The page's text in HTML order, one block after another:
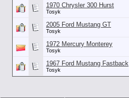
1970 Chrysler 300 Hurst
Tosyk
2005 Ford Mustang GT
Tosyk
1972 Mercury Monterey
Tosyk
1967 Ford Mustang Fastback
Tosyk